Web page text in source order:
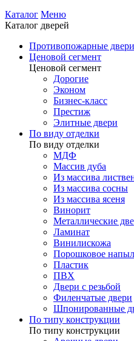
Каталог Меню
Каталог дверей
Противопожарные двери
Ценовой сегмент
Ценовой сегмент
Дорогие
Эконом
Бизнес-класс
Престиж
Элитные двери
По виду отделки
По виду отделки
МДФ
Массив дуба
Из массива
Из массива сосны
Из массива ясеня
Винорит
Металлические
Ламинат
Винилискожа
Порошковое
Пластик
ПВХ
Двери с резьбой
Филенчатые двери
Шпонированные
По типу конструкции
По типу конструкции